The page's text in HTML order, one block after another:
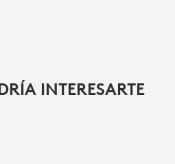
INTERESARTE